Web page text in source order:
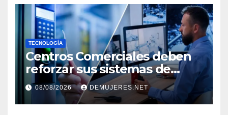
TECNOLOGÍA
Centros Comerciales deben
reforzar sus sistemas de
seguridad ante el
incremento de visitantes por
el Décimo Tercer Mes
08/08/2026 DEMUJERES.NET